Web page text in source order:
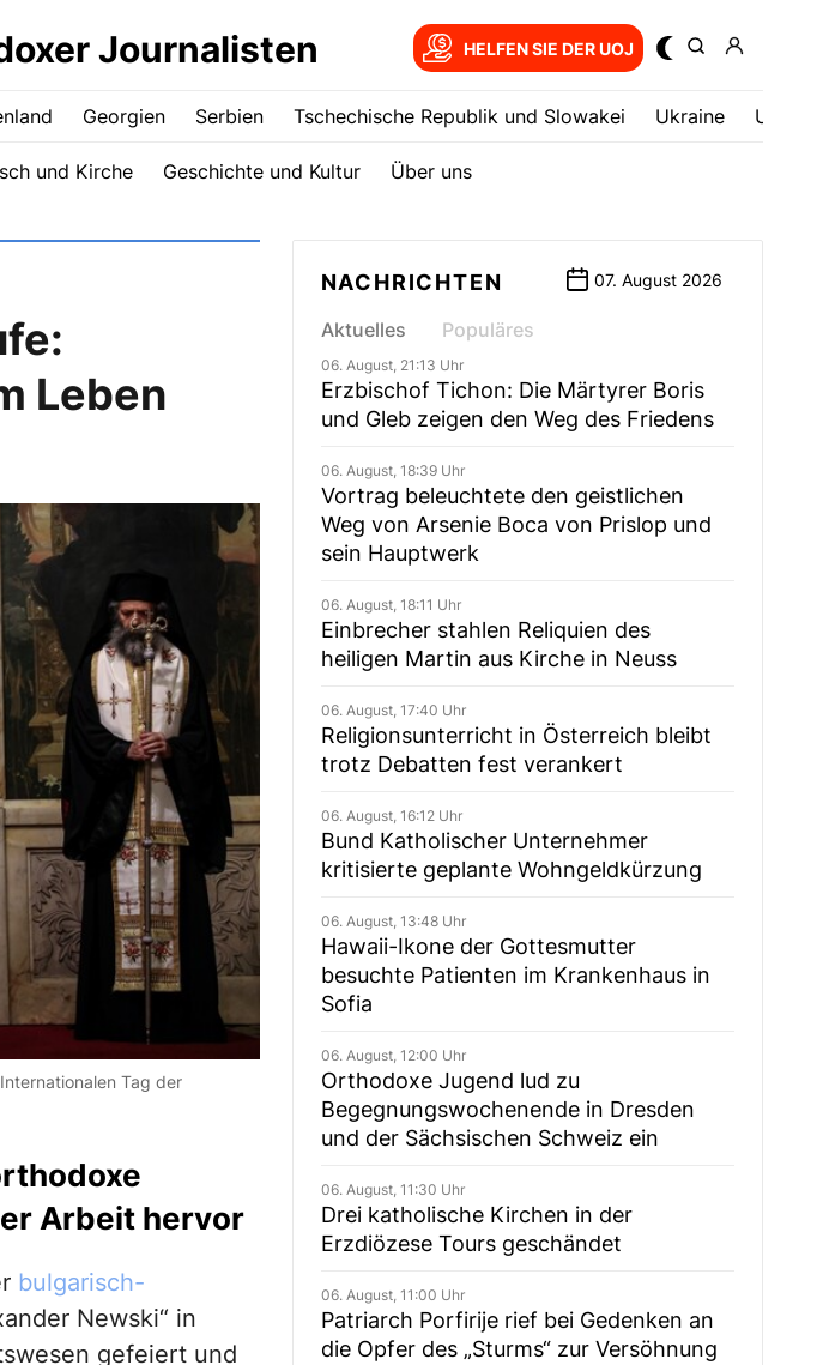
Journalisten HELFEN SIE DER UOJ
Georgien Serbien Tschechische Republik und Slowakei Ukrainе USA
und Kirche Geschichte und Kultur Über uns
Leben
Tag der
Arbeit hervor
bulgarisch-
Newski“ in
gefeiert und
NACHRICHTEN 07. August 2026
Aktuelles Populäres
06. August, 21:13 Uhr
Erzbischof Tichon: Die Märtyrer Boris
und Gleb zeigen den Weg des Friedens
06. August, 18:39 Uhr
Vortrag beleuchtete den geistlichen
Weg von Arsenie Boca von Prislop und
sein Hauptwerk
06. August, 18:11 Uhr
Einbrecher stahlen Reliquien des
heiligen Martin aus Kirche in Neuss
06. August, 17:40 Uhr
Religionsunterricht in Österreich bleibt
trotz Debatten fest verankert
06. August, 16:12 Uhr
Bund Katholischer Unternehmer
kritisierte geplante Wohngeldkürzung
06. August, 13:48 Uhr
Hawaii-Ikone der Gottesmutter
besuchte Patienten im Krankenhaus in
Sofia
06. August, 12:00 Uhr
Orthodoxe Jugend lud zu
Begegnungswochenende in Dresden
und der Sächsischen Schweiz ein
06. August, 11:30 Uhr
Drei katholische Kirchen in der
Erzdiözese Tours geschändet
06. August, 11:00 Uhr
Patriarch Porfirije rief bei Gedenken an
die Opfer des „Sturms“ zur Versöhnung